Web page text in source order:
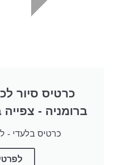
כרטיס סיור
ברומניה -
כרטיס בלעדי -